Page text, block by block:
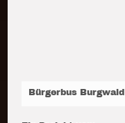
Bürgerbus Burgwald